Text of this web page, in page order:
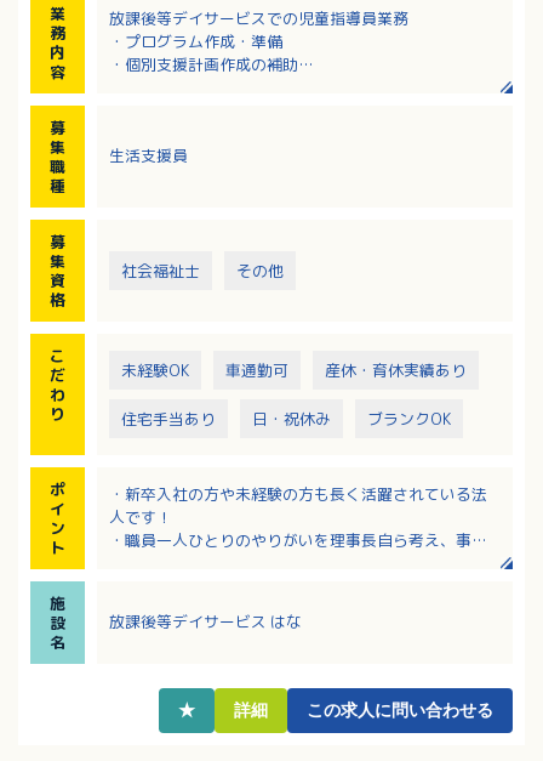
業
務
内
容
放課後等デイサービスでの児童指導員業務
・プログラム作成・準備
・個別支援計画作成の補助
はじめ、4月には鯉のぼり作りなど、季節に合わせた創
【応募要件】
可）
の送迎）、エリア：片道15～30分圏内
募
集
職
種
生活支援員
募
集
資
格
社会福祉士 その他
こ
だ
わ
り
未経験OK 車通勤可 産休・育休実績あり
住宅手当あり 日・祝休み ブランクOK
ポ
イ
ン
ト
・新卒入社の方や未経験の方も長く活躍されている法
人です！
・職員一人ひとりのやりがいを理事長自ら考え、事業
・20代～50代の幅広い年齢層の方が働いておられます
施
設
名
放課後等デイサービス はな
★ 詳細 この求人に問い合わせる